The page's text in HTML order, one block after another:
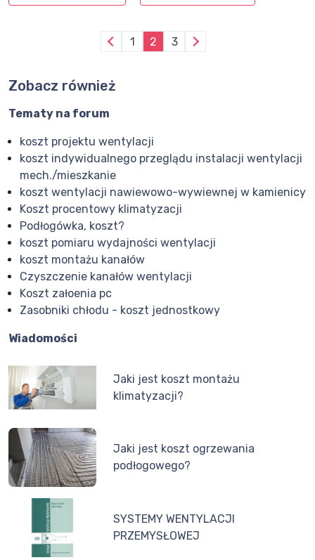
1 2 3
Zobacz również
Tematy na forum
koszt projektu wentylacji
koszt indywidualnego przeglądu instalacji wentylacji
mech./mieszkanie
koszt wentylacji nawiewowo-wywiewnej w kamienicy
Koszt procentowy klimatyzacji
Podłogówka, koszt?
koszt pomiaru wydajności wentylacji
koszt montażu kanałów
Czyszczenie kanałów wentylacji
Koszt załoenia pc
Zasobniki chłodu - koszt jednostkowy
Wiadomości
Jaki jest koszt montażu
klimatyzacji?
Jaki jest koszt ogrzewania
podłogowego?
SYSTEMY WENTYLACJI
PRZEMYSŁOWEJ